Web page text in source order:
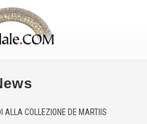
ALLA COLLEZIONE DE MARTIIS